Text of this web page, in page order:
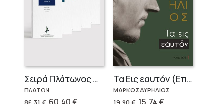
Σειρά Πλάτωνος Πολιτεία
ΠΛΑΤΩΝ
86,31€ Original
60,40€Η
Τα Εις εαυτόν (Επίτομο) – Μάρκος Αυρήλιος
ΜΑΡΚΟΣ ΑΥΡΗΛΙΟΣ
19,90€ Original
15,74€Η